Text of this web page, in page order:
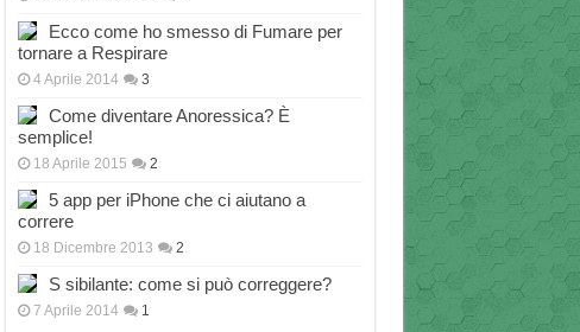
Ecco come ho smesso di Fumare per
tornare a Respirare
4 Aprile 2014 3
Come diventare Anoressica? È
semplice!
18 Aprile 2015 2
5 app per iPhone che ci aiutano a
correre
18 Dicembre 2013 2
S sibilante: come si può correggere?
7 Aprile 2014 1